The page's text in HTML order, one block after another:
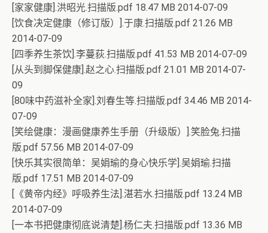
[家家健康].洪昭光.扫描版.pdf 18.47 MB 2014-07-09
[饮食决定健康（修订版）].于康.扫描版.pdf 21.26 MB
2014-07-09
[四季养生茶饮].李蔓荻.扫描版.pdf 41.53 MB 2014-07-09
[从头到脚保健康].赵之心.扫描版.pdf 21.01 MB 2014-07-
09
[80味中药滋补全家].刘春生等.扫描版.pdf 34.46 MB 2014-
07-09
[笑绘健康：漫画健康养生手册（升级版）].笑脸兔.扫描
版.pdf 57.56 MB 2014-07-09
[快乐其实很简单：吴娟瑜的身心快乐学].吴娟瑜.扫描
版.pdf 17.51 MB 2014-07-09
[《黄帝内经》呼吸养生法].湛若水.扫描版.pdf 13.24 MB
2014-07-09
[一本书把健康彻底说清楚].杨仁夫.扫描版.pdf 13.36 MB